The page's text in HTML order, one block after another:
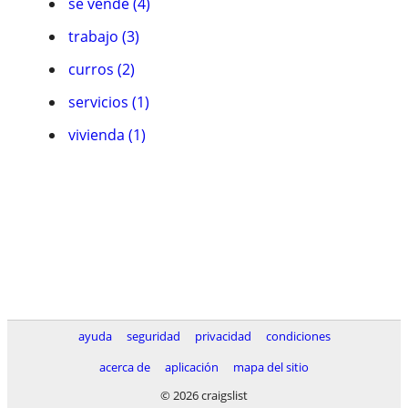
trabajo (3)
curros (2)
servicios (1)
vivienda (1)
ayuda seguridad privacidad
condiciones
acerca de
aplicación
mapa del sitio
© 2026 craigslist